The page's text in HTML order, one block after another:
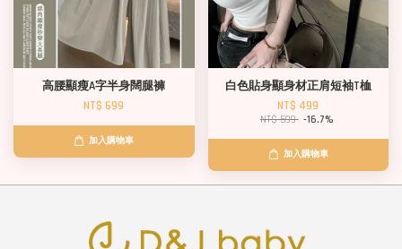
高腰顯瘦A字半身闊腿褲
NT$ 699
加入購物車
白色貼身顯身材正肩短袖T桖
NT$ 499
NT$ 599 -16.7%
加入購物車